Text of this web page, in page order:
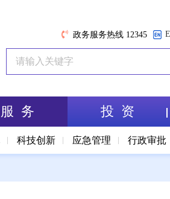
政务服务热线 12345
服 务
科技创新 应急管理 行政审批
投 资